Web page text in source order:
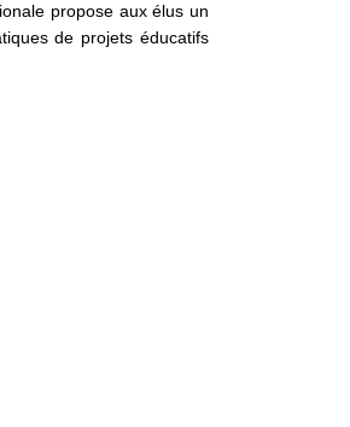
propose aux élus un
de projets éducatifs